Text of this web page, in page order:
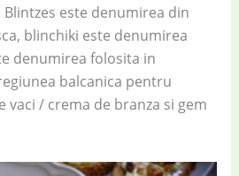
este denumirea din
blinchiki este denumirea
denumirea folosita in
balcanica pentru
vaci / crema de branza si gem